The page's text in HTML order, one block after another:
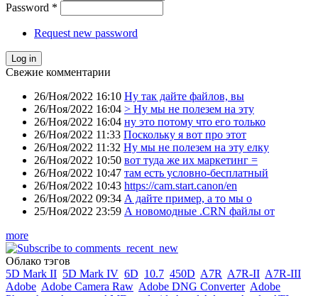
Password *
Request new password
Свежие комментарии
26/Ноя/2022 16:10 Ну так дайте файлов, вы
26/Ноя/2022 16:04 > Ну мы не полезем на эту
26/Ноя/2022 16:04 ну это потому что его только
26/Ноя/2022 11:33 Поскольку я вот про этот
26/Ноя/2022 11:32 Ну мы не полезем на эту елку
26/Ноя/2022 10:50 вот туда же их маркетинг =
26/Ноя/2022 10:47 там есть условно-бесплатный
26/Ноя/2022 10:43 https://cam.start.canon/en
26/Ноя/2022 09:34 А дайте пример, а то мы о
25/Ноя/2022 23:59 А новомодные .CRN файлы от
more
Облако тэгов
5D Mark II 5D Mark IV 6D 10.7 450D A7R A7R-II A7R-III
Adobe Adobe Camera Raw Adobe DNG Converter Adobe